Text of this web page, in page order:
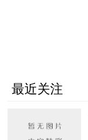
最近关注